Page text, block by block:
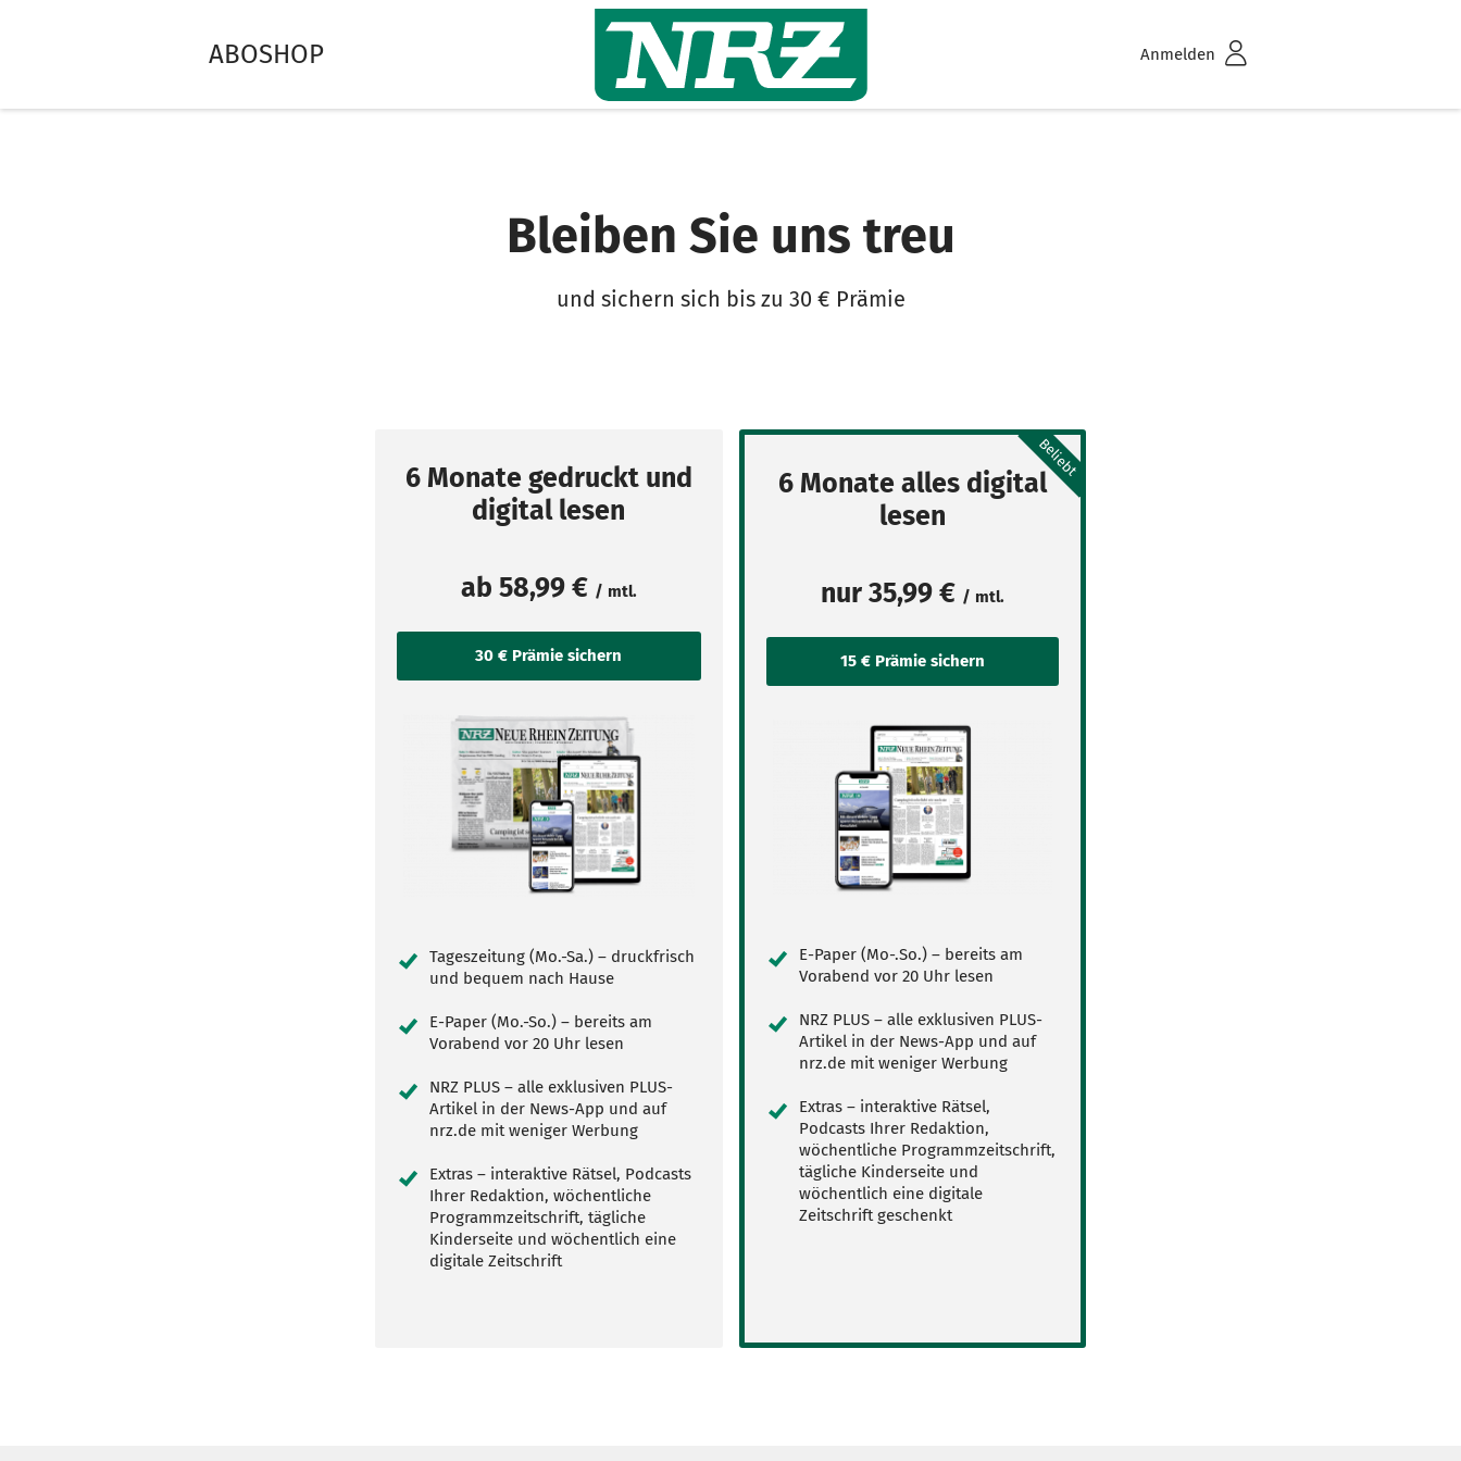
ABOSHOP Anmelden
Bleiben Sie uns treu
und sichern sich bis zu 30 € Prämie
6 Monate gedruckt und
digital lesen
ab 58,99 € / mtl.
Tageszeitung (Mo.-Sa.) – druckfrisch
und bequem nach Hause
E-Paper (Mo.-So.) – bereits am
Vorabend vor 20 Uhr lesen
NRZ PLUS – alle exklusiven PLUS-
Artikel in der News-App und auf
nrz.de mit weniger Werbung
Extras – interaktive Rätsel, Podcasts
Ihrer Redaktion, wöchentliche
Programmzeitschrift, tägliche
Kinderseite und wöchentlich eine
digitale Zeitschrift
Beliebt
6 Monate alles digital
lesen
nur 35,99 € / mtl.
E-Paper (Mo-.So.) – bereits am
Vorabend vor 20 Uhr lesen
NRZ PLUS – alle exklusiven PLUS-
Artikel in der News-App und auf
nrz.de mit weniger Werbung
Extras – interaktive Rätsel,
Podcasts Ihrer Redaktion,
wöchentliche Programmzeitschrift,
tägliche Kinderseite und
wöchentlich eine digitale
Zeitschrift geschenkt